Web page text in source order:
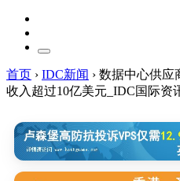
首页 › IDC新闻 › 数据中心供应
收入超过10亿美元_IDC国际资